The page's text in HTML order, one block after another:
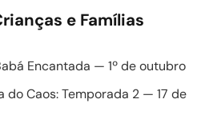
e Famílias
Encantada — 1º de outubro
do Caos: Temporada 2 — 17 de